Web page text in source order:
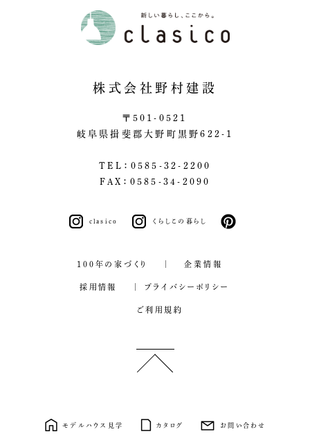
モデルハウス見学 カタログ お問い合わせ
株式会社野村建設
〒501-0521
岐阜県揖斐郡大野町黒野622-1
TEL：0585-32-2200
FAX：0585-34-2090
clasico くらしこの暮らし
100年の家づくり 企業情報
採用情報 プライバシーポリシー
ご利用規約